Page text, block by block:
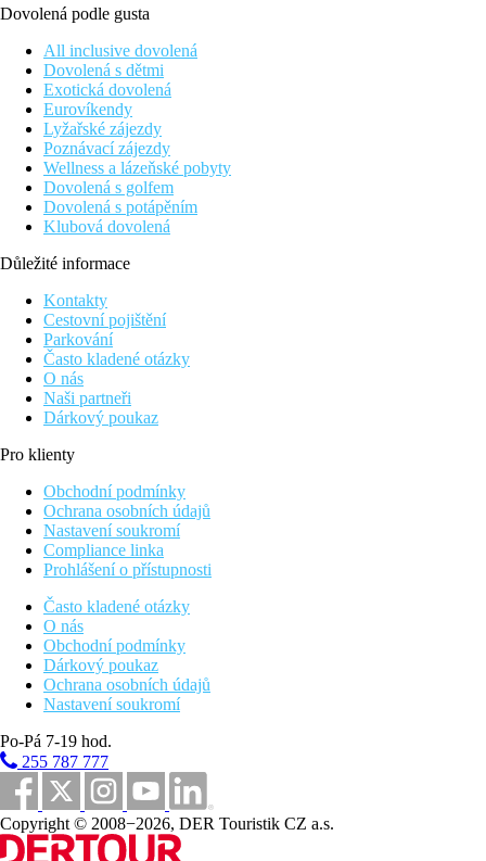
Dovolená podle gusta
All inclusive dovolená
Dovolená s dětmi
Exotická dovolená
Eurovíkendy
Lyžařské zájezdy
Poznávací zájezdy
Wellness a lázeňské pobyty
Dovolená s golfem
Dovolená s potápěním
Klubová dovolená
Důležité informace
Kontakty
Cestovní pojištění
Parkování
Často kladené otázky
O nás
Naši partneři
Dárkový poukaz
Pro klienty
Obchodní podmínky
Ochrana osobních údajů
Nastavení soukromí
Compliance linka
Prohlášení o přístupnosti
Často kladené otázky
O nás
Obchodní podmínky
Dárkový poukaz
Ochrana osobních údajů
Nastavení soukromí
Po-Pá 7-19 hod.
255 787 777
Copyright © 2008−2026, DER Touristik CZ a.s.